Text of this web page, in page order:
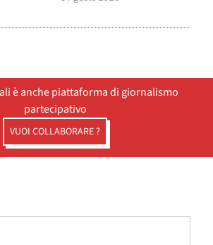
è anche piattaforma di giornalismo
partecipativo
VUOI COLLABORARE ?